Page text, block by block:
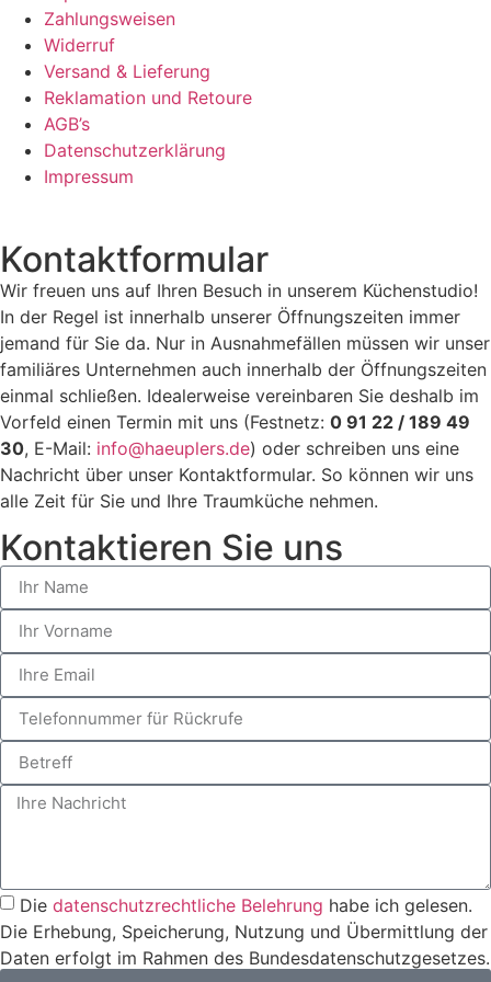
Zahlungsweisen
Widerruf
Versand & Lieferung
Reklamation und Retoure
AGB’s
Datenschutzerklärung
Impressum
Kontaktformular
Wir freuen uns auf Ihren Besuch in unserem Küchenstudio!
In der Regel ist innerhalb unserer Öffnungszeiten immer
jemand für Sie da. Nur in Ausnahmefällen müssen wir unser
familiäres Unternehmen auch innerhalb der Öffnungszeiten
einmal schließen. Idealerweise vereinbaren Sie deshalb im
Vorfeld einen Termin mit uns (Festnetz: 0 91 22 / 189 49
30, E-Mail: info@haeuplers.de) oder schreiben uns eine
Nachricht über unser Kontaktformular. So können wir uns
alle Zeit für Sie und Ihre Traumküche nehmen.
Kontaktieren Sie uns
Die datenschutzrechtliche Belehrung habe ich gelesen.
Die Erhebung, Speicherung, Nutzung und Übermittlung der
Daten erfolgt im Rahmen des Bundesdatenschutzgesetzes.